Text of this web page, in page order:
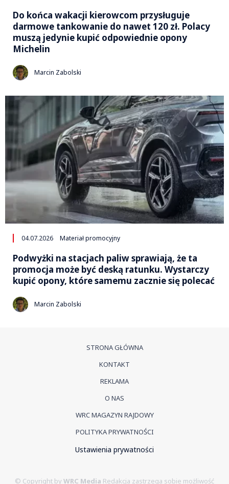
Do końca wakacji kierowcom przysługuje
darmowe tankowanie do nawet 120 zł. Polacy
muszą jedynie kupić odpowiednie opony
Michelin
Marcin Zabolski
04.07.2026 Materiał promocyjny
Podwyżki na stacjach paliw sprawiają, że ta
promocja może być deską ratunku. Wystarczy
kupić opony, które samemu zacznie się polecać
Marcin Zabolski
STRONA GŁÓWNA
KONTAKT
REKLAMA
O NAS
WRC MAGAZYN RAJDOWY
POLITYKA PRYWATNOŚCI
Ustawienia prywatności
© Copyright by WRC Media Redakcja zastrzega sobie możliwość